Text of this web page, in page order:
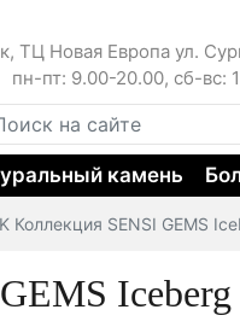
ТЦ Новая Европа ул.
пн-пт: 9.00-20.00, сб-вс:
камень
Коллекция SENSI GEMS